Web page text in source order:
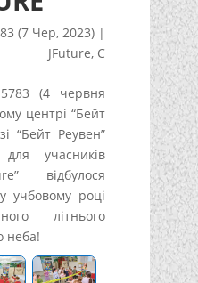
(7 Чер, 2023) |
JFuture, С
(4 червня
центрі “Бейт
“Бейт Реувен”
учасників
відбулося
учбовому році
літнього
неба!